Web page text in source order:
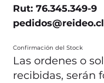
Rut: 76.345.349-9
pedidos@reideo.cl
Confirmación del Stock
Las ordenes o
recibidas, serán